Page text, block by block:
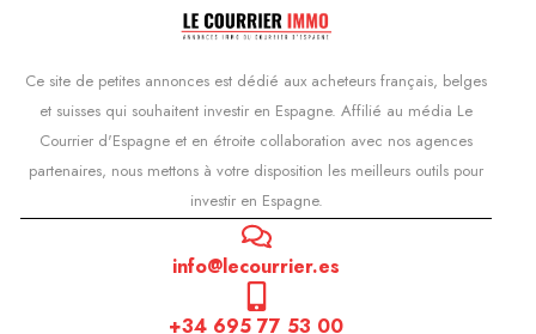
Ce site de petites annonces est dédié aux acheteurs français, belges
et suisses qui souhaitent investir en Espagne. Affilié au média Le
Courrier d'Espagne et en étroite collaboration avec nos agences
partenaires, nous mettons à votre disposition les meilleurs outils pour
investir en Espagne.
info@lecourrier.es
+34 695 77 53 00